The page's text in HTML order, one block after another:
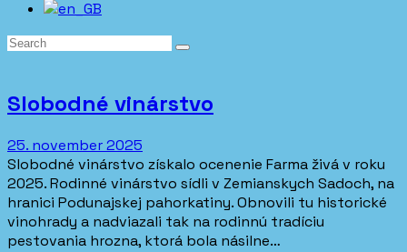
Slobodné vinárstvo
25. november 2025
Slobodné vinárstvo získalo ocenenie Farma živá v roku
2025. Rodinné vinárstvo sídli v Zemianskych Sadoch, na
hranici Podunajskej pahorkatiny. Obnovili tu historické
vinohrady a nadviazali tak na rodinnú tradíciu
pestovania hrozna, ktorá bola násilne…